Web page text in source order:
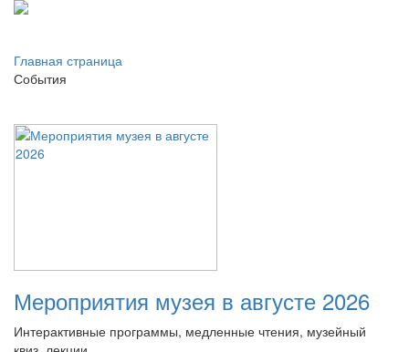
Главная страница
События
Мероприятия музея в августе 2026
Интерактивные программы, медленные чтения, музейный